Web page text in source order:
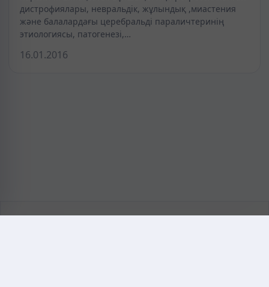
дистрофиялары, невральдік, жұлындық ,миастения
және балалардағы церебральді параличтеринің
этиологиясы, патогенезі,…
16.01.2016
KAZMEDIC.ORG